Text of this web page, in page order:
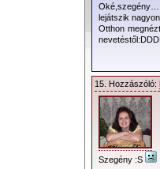
Oké,szegény…
lejátszik
Otthon
15. Hozzászóló:
Szegény :S